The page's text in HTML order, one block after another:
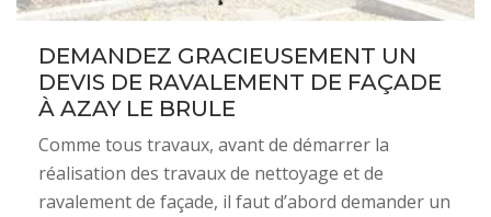
DEMANDEZ GRACIEUSEMENT UN
DEVIS DE RAVALEMENT DE FAÇADE
À AZAY LE BRULE
Comme tous travaux, avant de démarrer la
réalisation des travaux de nettoyage et de
ravalement de façade, il faut d’abord demander un